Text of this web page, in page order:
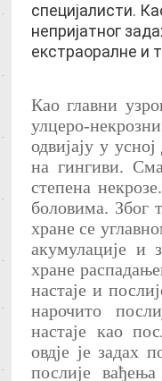
специјалисти.
непријатног
екстраоралне и
Као главни
улцеро-
одвијају у
на гингиви.
степена
боловима. Због
хране се
акумулације и
хране
настаје и
нарочито
настаје као
овдје је задах
послије